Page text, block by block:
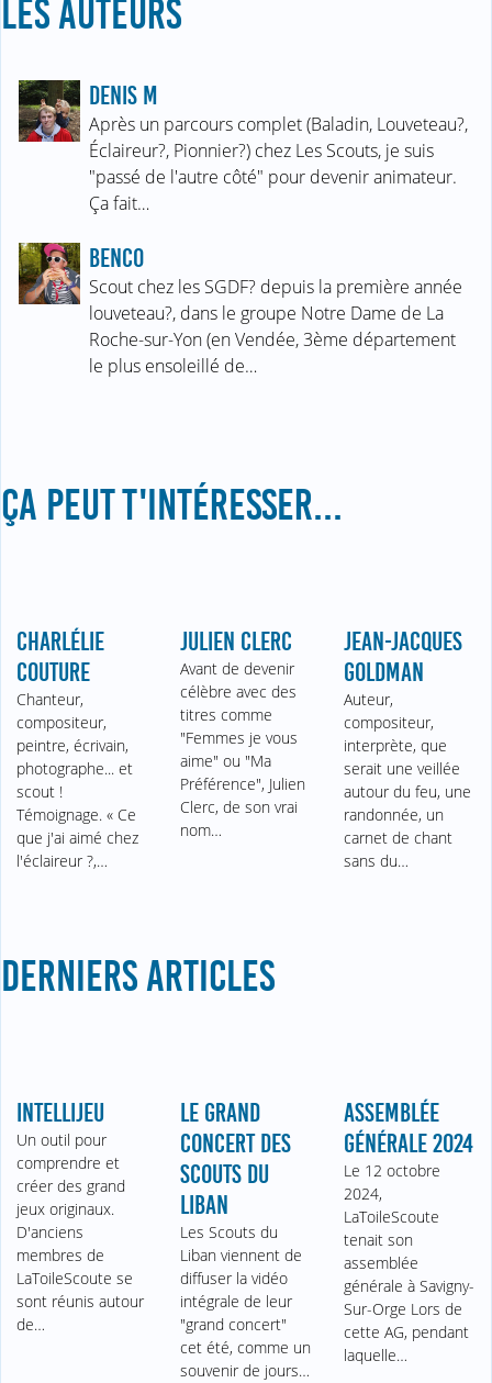
LES AUTEURS
DENIS M
Après un parcours complet (Baladin, Louveteau?,
Éclaireur?, Pionnier?) chez Les Scouts, je suis
"passé de l'autre côté" pour devenir animateur.
Ça fait…
BENCO
Scout chez les SGDF? depuis la première année
louveteau?, dans le groupe Notre Dame de La
Roche-sur-Yon (en Vendée, 3ème département
le plus ensoleillé de…
ÇA PEUT T'INTÉRESSER...
CHARLÉLIE
COUTURE
Chanteur,
compositeur,
peintre, écrivain,
photographe... et
scout !
Témoignage. « Ce
que j'ai aimé chez
l'éclaireur ?,…
JULIEN CLERC
Avant de devenir
célèbre avec des
titres comme
"Femmes je vous
aime" ou "Ma
Préférence", Julien
Clerc, de son vrai
nom…
JEAN-JACQUES
GOLDMAN
Auteur,
compositeur,
interprète, que
serait une veillée
autour du feu, une
randonnée, un
carnet de chant
sans du…
DERNIERS ARTICLES
INTELLIJEU
Un outil pour
comprendre et
créer des grand
jeux originaux.
D'anciens
membres de
LaToileScoute se
sont réunis autour
de…
LE GRAND
CONCERT DES
SCOUTS DU
LIBAN
Les Scouts du
Liban viennent de
diffuser la vidéo
intégrale de leur
"grand concert"
cet été, comme un
souvenir de jours…
ASSEMBLÉE
GÉNÉRALE 2024
Le 12 octobre
2024,
LaToileScoute
tenait son
assemblée
générale à Savigny-
Sur-Orge Lors de
cette AG, pendant
laquelle…